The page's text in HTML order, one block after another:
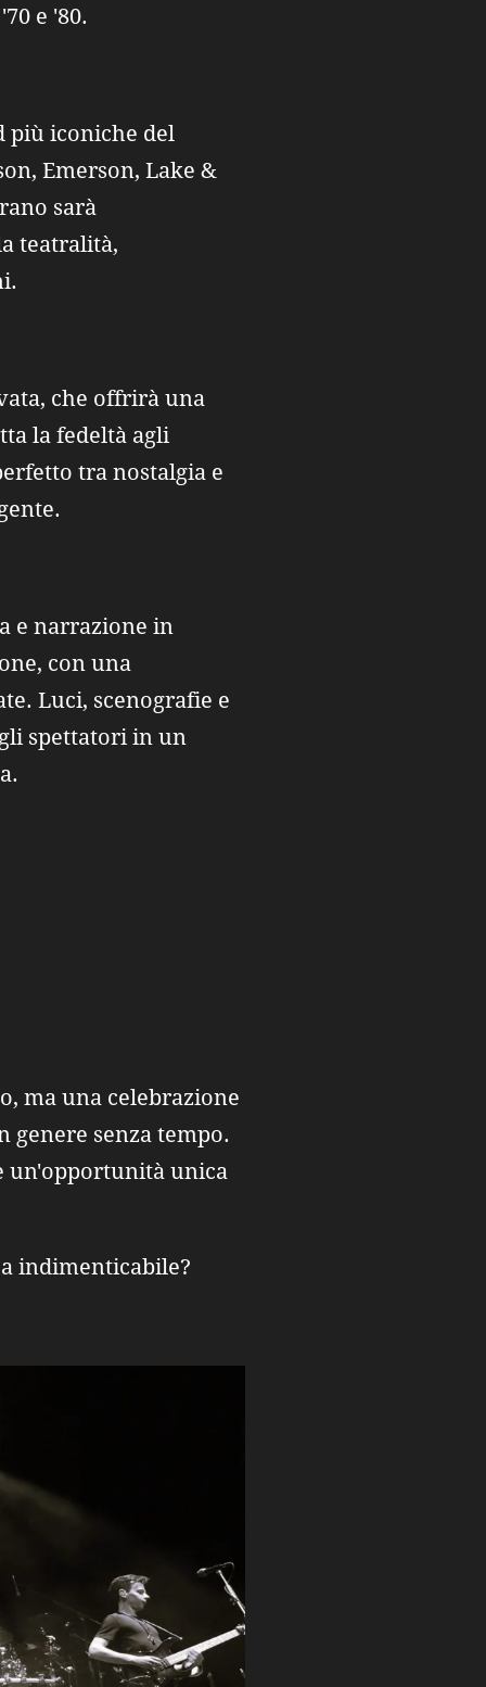
e '80.
più iconiche del
Emerson, Lake &
sarà
teatralità,
che offrirà una
la fedeltà agli
tra nostalgia e
e narrazione in
con una
Luci, scenografie e
spettatori in un
ma una celebrazione
senza tempo.
un'opportunità unica
indimenticabile?